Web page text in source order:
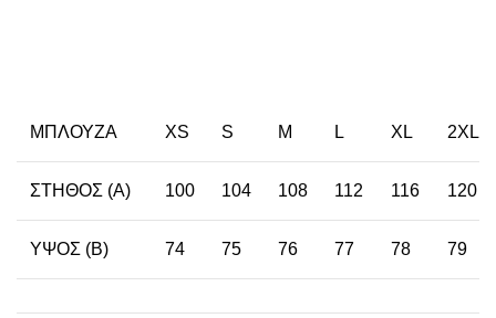
ΜΠΛΟΥΖΑ XS S M L XL 2XL
ΣΤΗΘΟΣ (Α) 100 104 108 112 116 120
ΥΨΟΣ (Β) 74 75 76 77 78 79